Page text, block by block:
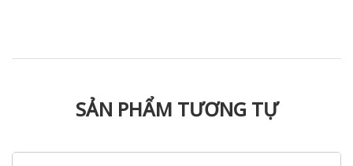
SẢN PHẨM TƯƠNG TỰ